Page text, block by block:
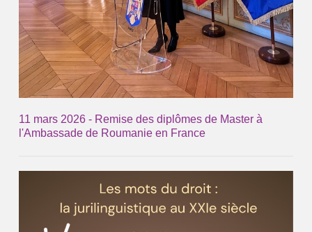
11 mars 2026 - Remise des diplômes de Master à
l'Ambassade de Roumanie en France